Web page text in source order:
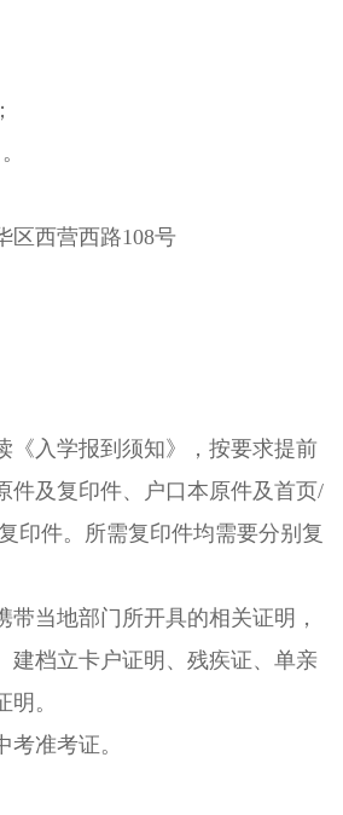
区西营西路108号
《入学报到须知》，按要求提前
件及复印件、户口本原件及首页/
印件。所需复印件均需要分别复
带当地部门所开具的相关证明，
建档立卡户证明、残疾证、单亲
。
准考证。